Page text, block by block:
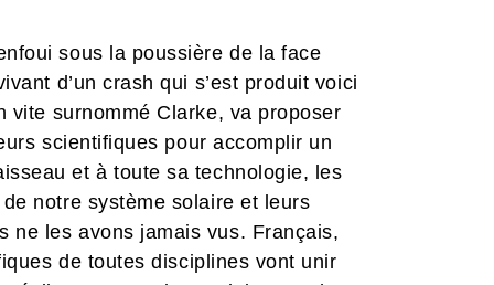
sous la poussière de la face
d’un crash qui s’est produit voici
vite surnommé Clarke, va proposer
scientifiques pour accomplir un
et à toute sa technologie, les
notre système solaire et leurs
ne les avons jamais vus. Français,
de toutes disciplines vont unir